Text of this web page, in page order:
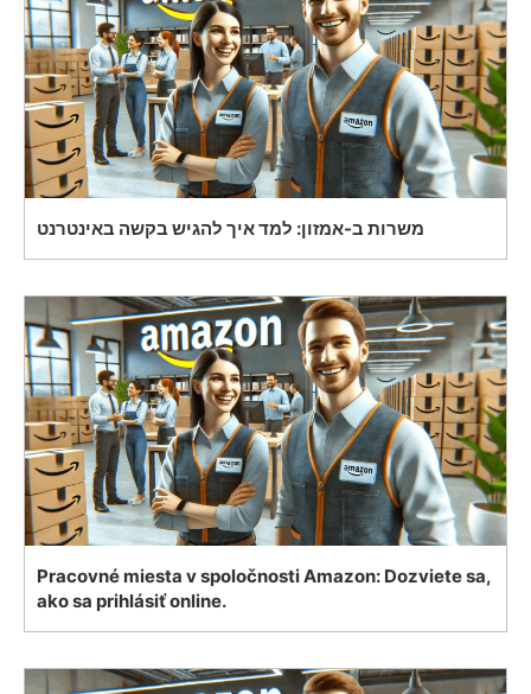
משרות ב-אמזון: למד איך להגיש בקשה באינטרנט
Pracovné miesta v spoločnosti Amazon: Dozviete sa,
ako sa prihlásiť online.